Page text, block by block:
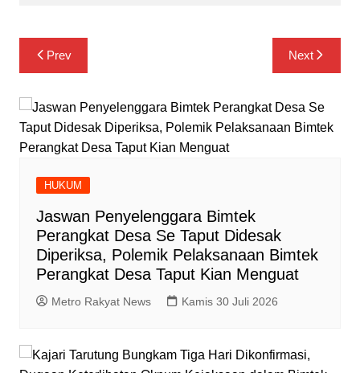
Navigasi
pos
Prev Next
HUKUM
Jaswan Penyelenggara Bimtek
Perangkat Desa Se Taput Didesak
Diperiksa, Polemik Pelaksanaan Bimtek
Perangkat Desa Taput Kian Menguat
Metro Rakyat News Kamis 30 Juli 2026